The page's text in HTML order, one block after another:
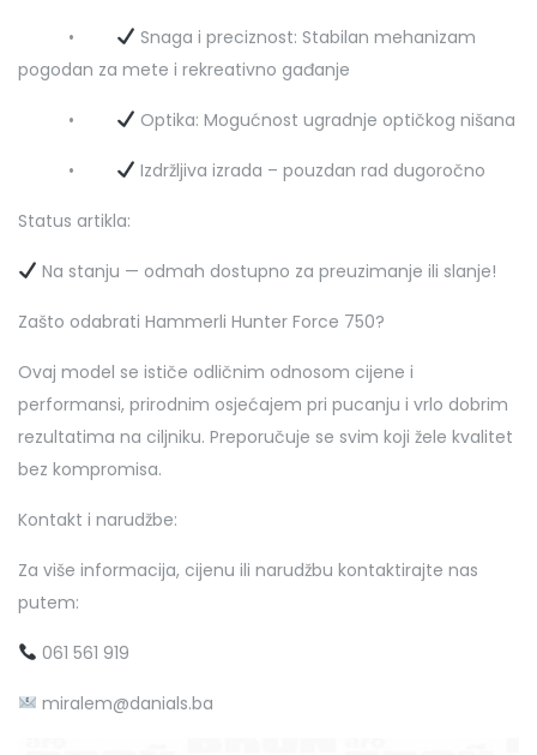
•
Snaga i preciznost: Stabilan mehanizam
pogodan za mete i rekreativno gađanje
• Optika: Mogućnost ugradnje optičkog nišana
• Izdržljiva izrada – pouzdan rad dugoročno
Status artikla:
Na stanju — odmah dostupno za preuzimanje ili slanje!
Zašto odabrati Hammerli Hunter Force 750?
Ovaj model se ističe odličnim odnosom cijene i
performansi, prirodnim osjećajem pri pucanju i vrlo dobrim
rezultatima na ciljniku. Preporučuje se svim koji žele kvalitet
bez kompromisa.
Kontakt i narudžbe:
Za više informacija, cijenu ili narudžbu kontaktirajte nas
putem:
061 561 919
miralem@danials.ba